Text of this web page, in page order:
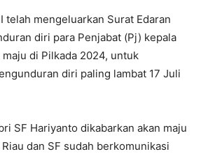
telah mengeluarkan Surat Edaran
diri para Penjabat (Pj) kepala
di Pilkada 2024, untuk
diri paling lambat 17 Juli
SF Hariyanto dikabarkan akan maju
dan SF sudah berkomunikasi